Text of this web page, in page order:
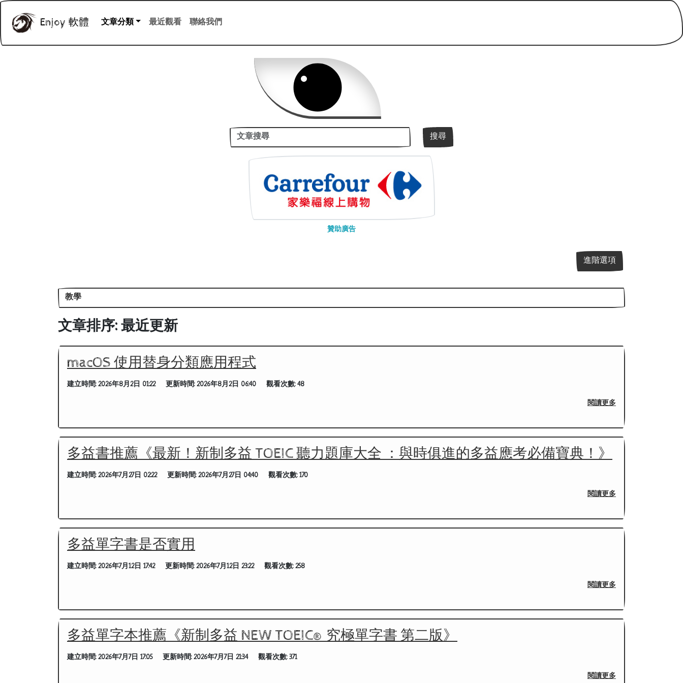
Enjoy 軟體 文章分類 最近觀看 聯絡我們
關鍵字
搜尋
贊助廣告
進階選項
教學
文章排序: 最近更新
macOS 使用替身分類應用程式
建立時間: 2026年8月2日 01:22 更新時間: 2026年8月2日 06:40 觀看次數: 48
閱讀更多
多益書推薦《最新！新制多益 TOEIC 聽力題庫大全 ：與時俱進的多益應考必備寶典！》
建立時間: 2026年7月27日 02:22 更新時間: 2026年7月27日 04:40 觀看次數:170
閱讀更多
多益單字書是否實用
建立時間: 2026年7月12日 17:42 更新時間: 2026年7月12日 23:22 觀看次數: 258
閱讀更多
多益單字本推薦《新制多益 NEW TOEIC® 究極單字書 第二版》
建立時間: 2026年7月7日 17:05 更新時間: 2026年7月7日 21:34 觀看次數: 371
閱讀更多